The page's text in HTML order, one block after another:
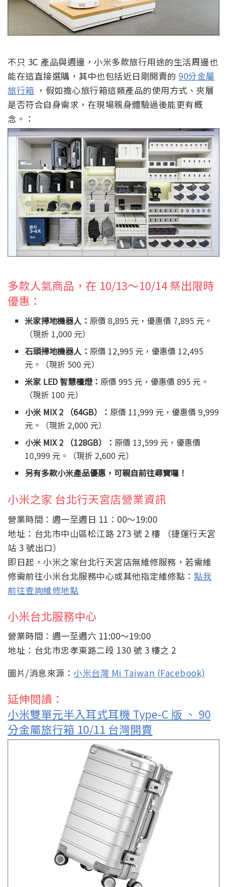
不只 3C 產品與週邊，小米多款旅行用途的生活周邊也
能在這直接選購，其中也包括近日剛開賣的 90分金屬
旅行箱 ，假如擔心旅行箱這類產品的使用方式、夾層
是否符合自身需求，在現場親身體驗過後能更有概
念。：
多款人氣商品，在 10/13～10/14 祭出限時
優惠：
米家掃地機器人： 原價 8,895 元，優惠價 7,895 元。
（現折 1,000 元）
石頭掃地機器人： 原價 12,995 元，優惠價 12,495
元。（現折 500 元）
米家 LED 智慧檯燈： 原價 995 元，優惠價 895 元。
（現折 100 元）
小米 MIX 2 （64GB）： 原價 11,999 元，優惠價 9,999
元。（現折 2,000 元）
小米 MIX 2 （128GB）： 原價 13,599 元，優惠價
10,999 元。（現折 2,600 元）
另有多款小米產品優惠，可親自前往尋寶囉！
小米之家 台北行天宮店營業資訊
營業時間：週一至週日 11：00～19:00
地址：台北市中山區松江路 273 號 2 樓 （捷運行天宮
站 3 號出口）
即日起，小米之家台北行天宮店無維修服務，若需維
修需前往小米台北服務中心或其他指定維修點： 點我
前往查詢維修地點
小米台北服務中心
營業時間：週一至週六 11:00～19:00
地址：台北市忠孝東路二段 130 號 3 樓之 2
圖片/消息來源： 小米台灣 Mi Taiwan (Facebook)
延伸閱讀：
小米雙單元半入耳式耳機 Type-C 版 、 90
分金屬旅行箱 10/11 台灣開賣